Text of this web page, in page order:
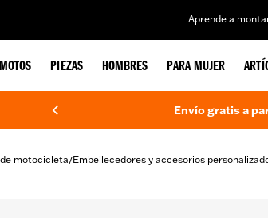
Aprende a
MOTOS PIEZAS HOMBRES PARA MUJER
Envío gratis a
motocicleta/Embellecedores y accesorios